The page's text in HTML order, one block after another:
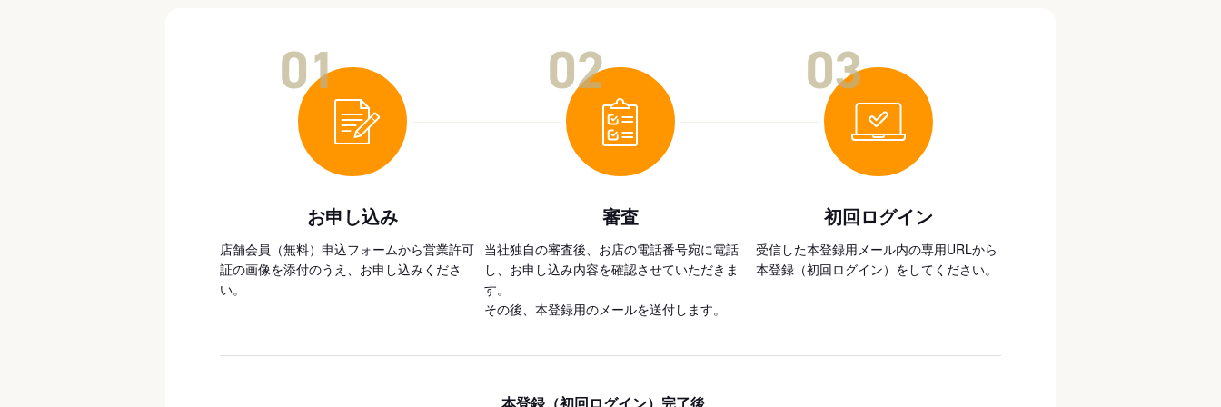
お申し込み
店舗会員（無料）申込フォームから営業許可
証の画像を添付のうえ、お申し込みくださ
い。
審査
当社独自の審査後、お店の電話番号宛に電話
し、お申し込み内容を確認させていただきま
す。
その後、本登録用のメールを送付します。
初回ログイン
受信した本登録用メール内の専用URLから
本登録（初回ログイン）をしてください。